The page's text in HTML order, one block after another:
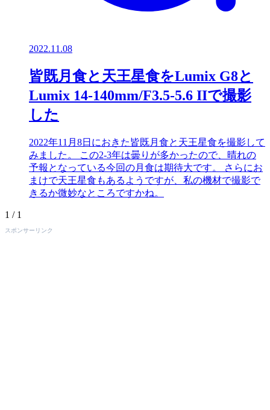
2022.11.08
皆既月食と天王星食をLumix G8と
Lumix 14-140mm/F3.5-5.6 IIで撮影
した
2022年11月8日におきた皆既月食と天王星食を撮影して
みました。 この2-3年は曇りが多かったので、晴れの
予報となっている今回の月食は期待大です。 さらにお
まけで天王星食もあるようですが、私の機材で撮影で
きるか微妙なところですかね。
1 / 1
スポンサーリンク